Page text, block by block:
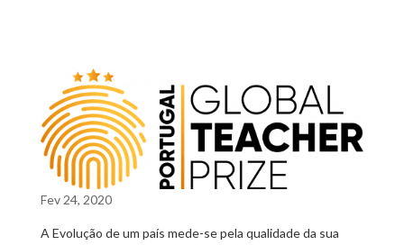
Fev 24, 2020
A Evolução de um país mede-se pela qualidade da sua